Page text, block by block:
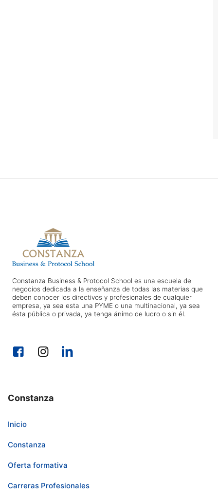
Constanza Business & Protocol School es una escuela de
negocios dedicada a la enseñanza de todas las materias que
deben conocer los directivos y profesionales de cualquier
empresa, ya sea esta una PYME o una multinacional, ya sea
ésta pública o privada, ya tenga ánimo de lucro o sin él.
Constanza
Inicio
Constanza
Oferta formativa
Carreras Profesionales